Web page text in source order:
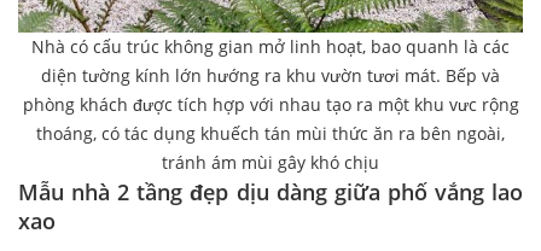
Nhà có cấu trúc không gian mở linh hoạt, bao quanh là các
diện tường kính lớn hướng ra khu vườn tươi mát. Bếp và
phòng khách được tích hợp với nhau tạo ra một khu vưc rộng
thoáng, có tác dụng khuếch tán mùi thức ăn ra bên ngoài,
tránh ám mùi gây khó chịu
Mẫu nhà 2 tầng đẹp dịu dàng giữa phố vắng lao
xao